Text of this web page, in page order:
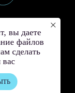
и вы даете
файлов
сделать
вас